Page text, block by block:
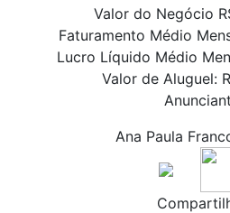
Valor do Negócio
Faturamento Médio
Lucro Líquido Médio
Valor de Aluguel:
Ana Paula